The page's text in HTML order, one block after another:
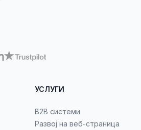
УСЛУГИ
B2B системи
Развој на веб-страница